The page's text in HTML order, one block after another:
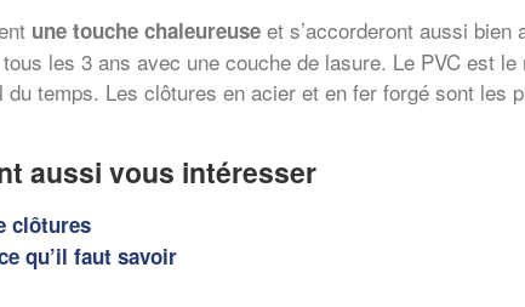
une touche chaleureuse et s’accorderont aussi
les 3 ans avec une couche de lasure. Le PVC est
temps. Les clôtures en acier et en fer forgé sont
aussi vous intéresser
clôtures
qu’il faut savoir